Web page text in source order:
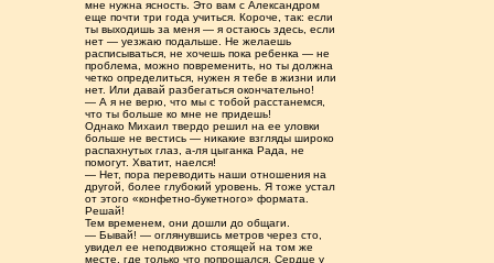
мне нужна ясность. Это вам с Александром
еще почти три года учиться. Короче, так: если
ты выходишь за меня — я остаюсь здесь, если
нет — уезжаю подальше. Не желаешь
расписываться, не хочешь пока ребенка — не
проблема, можно повременить, но ты должна
четко определиться, нужен я тебе в жизни или
нет. Или давай разбегаться окончательно!
— А я не верю, что мы с тобой расстанемся,
что ты больше ко мне не придешь!
Однако Михаил твердо решил на ее уловки
больше не вестись — никакие взгляды широко
распахнутых глаз, а-ля цыганка Рада, не
помогут. Хватит, наелся!
— Нет, пора переводить наши отношения на
другой, более глубокий уровень. Я тоже устал
от этого «конфетно-букетного» формата.
Решай!
Тем временем, они дошли до общаги.
— Бывай! — оглянувшись метров через сто,
увидел ее неподвижно стоящей на том же
месте, где только что попрощался. Сердце у